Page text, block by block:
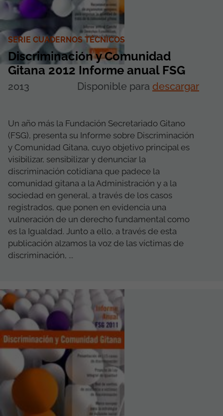
SERIE CUADERNOS TÉCNICOS
Discriminación y Comunidad
Gitana 2012 Informe anual FSG
2013 Disponible para descargar
Un año más la Fundación Secretariado Gitano
(FSG), presenta su Informe sobre Discriminación
y Comunidad Gitana, cuyo objetivo principal es
visibilizar, sensibilizar y denunciar la
discriminación cotidiana que padece la
comunidad gitana a la Administración y a la
sociedad en general, a través de los casos
registrados, que ponen en evidencia una
vulneración de un derecho fundamental como
es la Igualdad. Junto a ello, a través de esta
publicación alzamos la voz de las víctimas de
discriminación, ...